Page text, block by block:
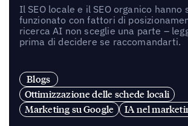
Il SEO locale e il SEO organico hanno
funzionato con fattori di
ricerca AI non sceglie una parte –
prima di decidere se raccomandarti.
Blogs
Ottimizzazione delle schede locali
Marketing su Google
IA nel